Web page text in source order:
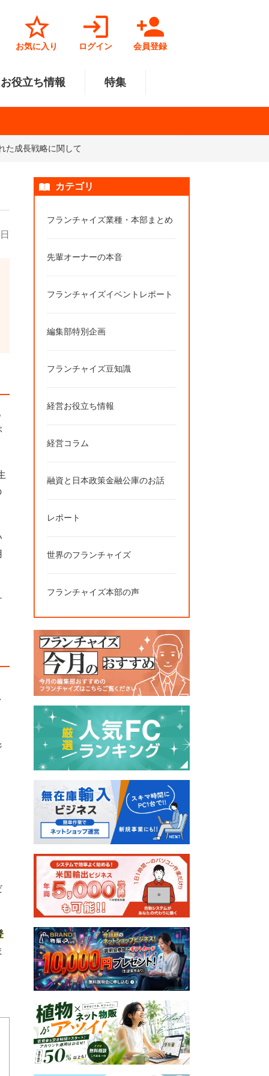
お気に入り ログイン 会員登録
子業
500万円
北陸
リペアクリーニング
お役立ち情報 特集
た成長戦略に関して
カテゴリ
フランチャイズ業種・本部まとめ
先輩オーナーの本音
フランチャイズイベントレポート
編集部特別企画
フランチャイズ豆知識
経営お役立ち情報
経営コラム
融資と日本政策金融公庫のお話
レポート
世界のフランチャイズ
フランチャイズ本部の声